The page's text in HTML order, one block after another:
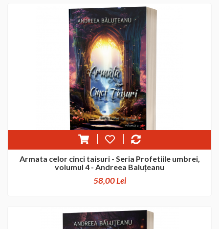
Armata celor cinci taisuri - Seria Profetiile umbrei,
volumul 4 - Andreea Baluțeanu
58,00 Lei